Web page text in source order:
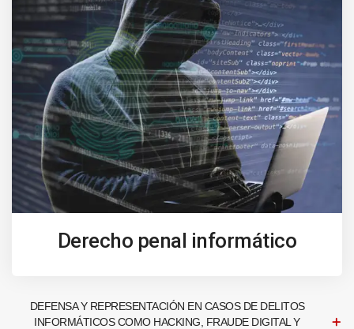
Derecho penal informático
DEFENSA Y REPRESENTACIÓN EN CASOS DE DELITOS
INFORMÁTICOS COMO HACKING, FRAUDE DIGITAL Y